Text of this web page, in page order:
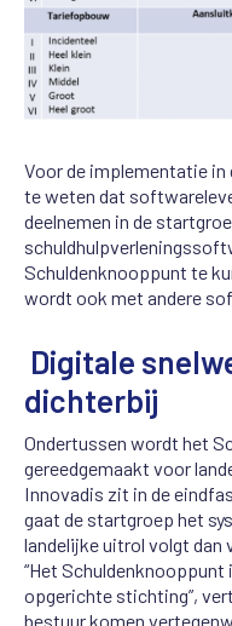
Voor de implementatie in
te weten dat
deelnemen in de
Schuldenknooppunt te
wordt ook met andere
Digitale
dichterbij
Ondertussen wordt het
gereedgemaakt voor
Innovadis zit in de
gaat de startgroep het
landelijke uitrol volgt dan
“Het
opgerichte stichting”,
bestuur komen